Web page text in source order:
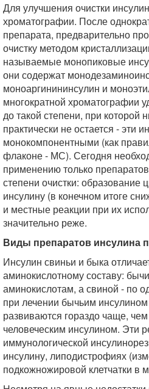
Для улучшения очистки
хроматографии. После
препарата, предварительно
очистку методом
называемые монопиковые
они содержат
моноаргинининсулин и
многократной хроматографии
до такой степени, при которой
практически не остается - эти
монокомпонентными (как
флаконе - МС). Сегодня
применению только
степени очистки: образование
инсулину (в конечном итоге
и местные реакции при их
значительно реже.
Виды препаратов инсулина
Инсулин свиньи и быка
аминокислотному составу:
аминокислотам, а свиной - по
при лечении бычьим
развиваются гораздо чаще,
человеческим инсулином. Эти
иммунологической
инсулину, липодистрофиях
подкожножировой клетчатки в